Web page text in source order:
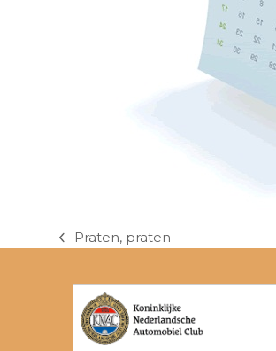
previous
Praten, praten